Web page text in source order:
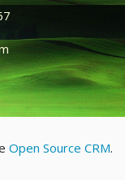
Open Source CRM.